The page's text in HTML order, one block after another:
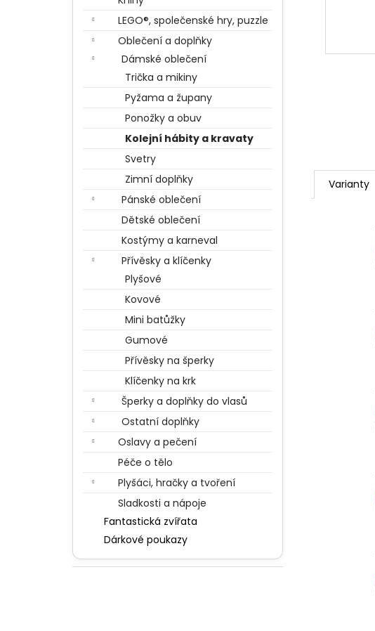
LEGO®, společenské hry, puzzle
Oblečení a doplňky
Dámské oblečení
Trička a mikiny
Pyžama a župany
Ponožky a obuv
Kolejní hábity a kravaty
Svetry
Zimní doplňky
Pánské oblečení
Dětské oblečení
Kostýmy a karneval
Přívěsky a klíčenky
Plyšové
Kovové
Mini batůžky
Gumové
Přívěsky na šperky
Klíčenky na krk
Šperky a doplňky do vlasů
Ostatní doplňky
Oslavy a pečení
Péče o tělo
Plyšáci, hračky a tvoření
Sladkosti a nápoje
Fantastická zvířata
Dárkové poukazy
Varianty
BERTÍKOVY FAZOLKY TISÍCKRÁT JINAK
35 G, HARRY POTTER
85 Kč